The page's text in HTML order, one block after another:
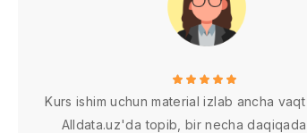
Kurs ishim uchun material izlab ancha
Alldata.uz'da topib, bir necha